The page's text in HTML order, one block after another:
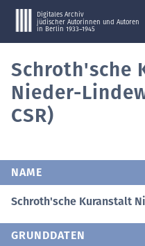
Digitales Archiv
jüdischer Autorinnen und Autoren
in Berlin 1933–1945
Schroth'sche
Nieder-
CSR)
NAME
Schroth'sche Kuranstalt
GRUNDDATEN